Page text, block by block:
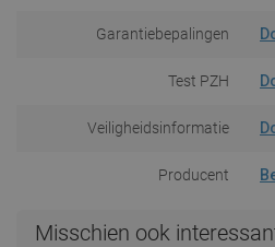
Garantiebepalingen
Test PZH
Veiligheidsinformatie
Producent
Misschien ook